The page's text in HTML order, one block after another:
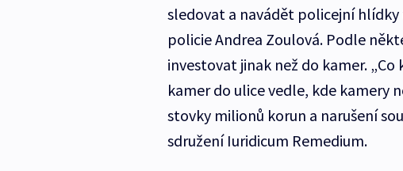
sledovat a navádět policejní
policie Andrea Zoulová. Podle
investovat jinak než do kamer.
kamer do ulice vedle, kde kamery
stovky milionů korun a narušení
sdružení Iuridicum Remedium.